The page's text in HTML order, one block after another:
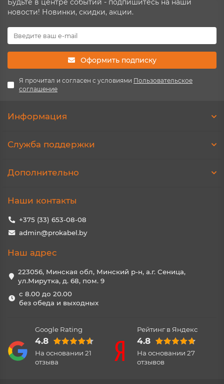
Будьте в центре событий - подпишитесь на наши
новости! Новинки, скидки, акции.
Оформить подписку
Я прочитал и согласен с условиями Пользовательское
соглашение
Информация
Служба поддержки
Дополнительно
Наши контакты
+375 (33) 653-08-08
admin@prokabel.by
Наш адрес
223056, Минская обл, Минский р-н, а.г. Сеница,
ул.Мирутка, д. 68, пом. 9
с 8.00 до 20.00
без обеда и выходных
Google Rating
4.8
На основании 21
отзыва
Рейтинг в Яндекс
4.8
На основании 27
отзывов